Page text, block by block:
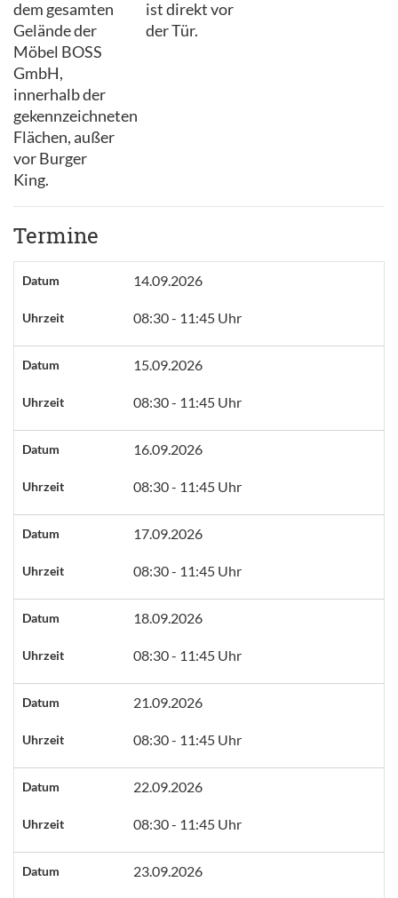
dem gesamten
Gelände der
Möbel BOSS
GmbH,
innerhalb der
gekennzeichneten
Flächen, außer
vor Burger
King.
ist direkt vor
der Tür.
Termine
Datum 14.09.2026
Uhrzeit 08:30 - 11:45 Uhr
Datum 15.09.2026
Uhrzeit 08:30 - 11:45 Uhr
Datum 16.09.2026
Uhrzeit 08:30 - 11:45 Uhr
Datum 17.09.2026
Uhrzeit 08:30 - 11:45 Uhr
Datum 18.09.2026
Uhrzeit 08:30 - 11:45 Uhr
Datum 21.09.2026
Uhrzeit 08:30 - 11:45 Uhr
Datum 22.09.2026
Uhrzeit 08:30 - 11:45 Uhr
Datum 23.09.2026